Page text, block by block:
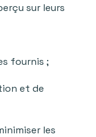
sur leurs
fournis ;
et de
les